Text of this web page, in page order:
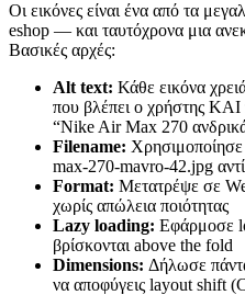
Οι εικόνες είναι ένα από τα
eshop — και ταυτόχρονα μια
Βασικές αρχές:
Alt text: Κάθε εικόνα
που βλέπει ο χρήστης ΚΑΙ
“Nike Air Max 270
Filename:
max-270-mavro-42.jpg
Format: Μετατρέψε σε
χωρίς απώλεια ποιότητας
Lazy loading: Εφάρμοσε
βρίσκονται above the fold
Dimensions: Δήλωσε
να αποφύγεις layout shift